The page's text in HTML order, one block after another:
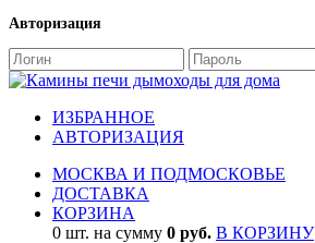
Авторизация
ИЗБРАННОЕ
АВТОРИЗАЦИЯ
МОСКВА И ПОДМОСКОВЬЕ
ДОСТАВКА
КОРЗИНА
0 шт. на сумму 0 руб. В КОРЗИНУ